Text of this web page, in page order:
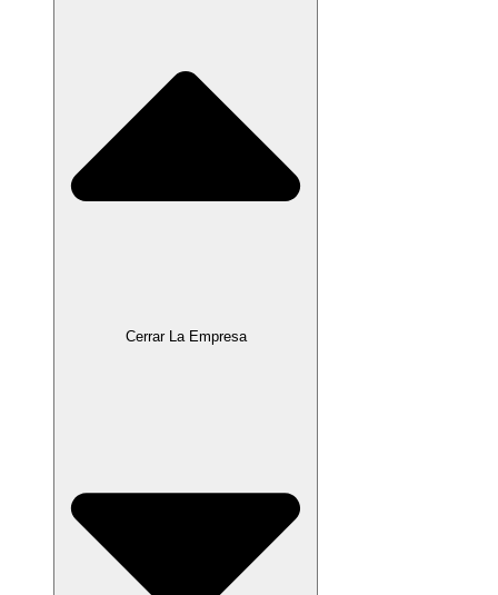
Cerrar La Empresa